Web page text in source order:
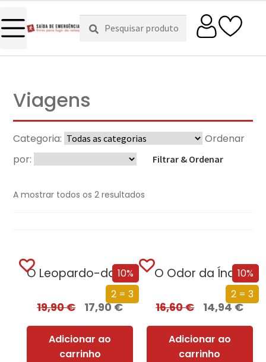
Pesquisar
por:
Pesquisa
Viagens
Categoria:
Ordenar
por:
Filtrar & Ordenar
A mostrar todos os 2 resultados
10%
2 = 3
O Leopardo-das-Neves
19,90€ 17,90€
Adicionar ao
carrinho
10%
2 = 3
O Odor da Índia
16,60€ 14,94€
Adicionar ao
carrinho